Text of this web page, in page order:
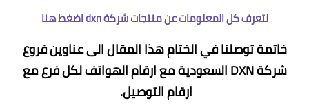
لتعرف كل المعلومات عن منتجات شركة dxn اضغط هنا
خاتمة توصلنا في الختام هذا المقال الى عناوين فروع
شركة DXN السعودية مع ارقام الهواتف لكل فرع مع
ارقام التوصيل.